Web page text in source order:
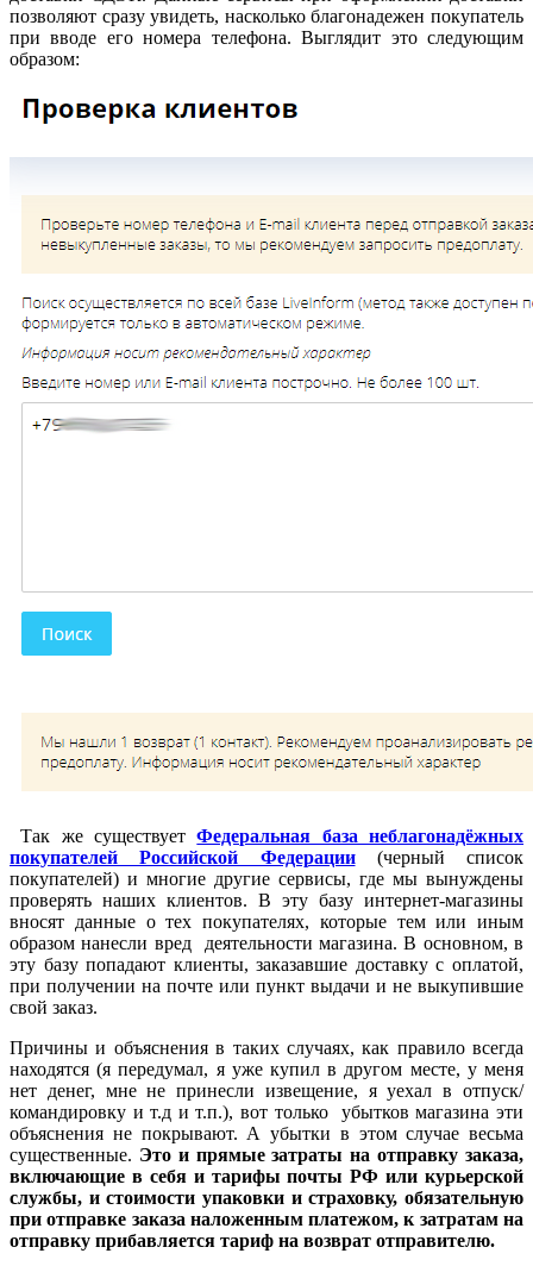
позволяют сразу увидеть, насколько благонадежен покупатель
при вводе его номера телефона. Выглядит это следующим
образом:
Так же существуетФедеральная база неблагонадёжных
покупателей Российской Федерации(черный список
покупателей) и многие другие сервисы, где мы вынуждены
проверять наших клиентов. В эту базу интернет-магазины
вносят данные о тех покупателях, которые тем или иным
образом нанесли вред деятельности магазина. В основном, в
эту базу попадают клиенты, заказавшие доставку с оплатой,
при получении на почте или пункт выдачи и не выкупившие
свой заказ.
Причины и объяснения в таких случаях, как правило всегда
находятся (я передумал, я уже купил в другом месте, у меня
нет денег, мне не принесли извещение, я уехал в отпуск/
командировку и т.д и т.п.), вот только убытков магазина эти
объяснения не покрывают. А убытки в этом случае весьма
существенные. Это и прямые затраты на отправку заказа,
включающие в себя и тарифы почты РФ или курьерской
службы, и стоимости упаковки и страховку, обязательную
при отправке заказа наложенным платежом, к затратам на
отправку прибавляется тариф на возврат отправителю.